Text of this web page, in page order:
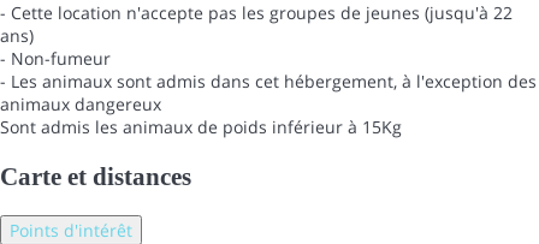
- Cette location n'accepte pas les groupes de jeunes (jusqu'à 22
ans)
- Non-fumeur
- Les animaux sont admis dans cet hébergement, à l'exception des
animaux dangereux
Sont admis les animaux de poids inférieur à 15Kg
Carte et distances
Points d'intérêt